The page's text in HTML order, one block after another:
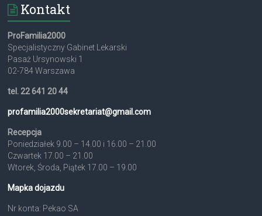
Kontakt
ProFamilia2000
Specjalistyczny Gabinet Lekarski
Pasaż Ursynowski 1
02-784 Warszawa
tel. 22 641 20 44
profamilia2000sekretariat@gmail.com
Recepcja
Poniedziałek 9.00 – 14.00 i 16.00 – 21.00
Czwartek 17.00 – 21.00
Wtorek, Środa, Piątek 17.00 – 19.00
Mapka dojazdu
Nr konta: Pekao SA